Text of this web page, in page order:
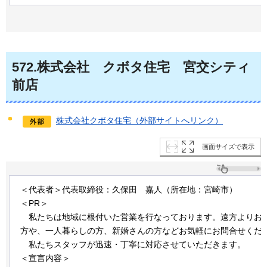
572.株式会社 クボタ住宅 宮交シティ
前店
株式会社クボタ住宅（外部サイトへリンク）
画面サイズで表示
＜代表者＞代表取締役：久保田 嘉人
（所在地：宮崎市）
＜PR＞
私たちは地域に根付いた営業を行なっております。遠方よりお
方や、一人暮らしの方、新婚さんの方などお気軽にお問合せくだ
私たちスタッフが迅速・丁寧に対応させていただきます。
＜宣言内容＞